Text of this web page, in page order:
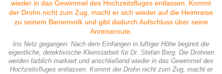
Ins Netz gegangen: Nach dem Einfangen in luftiger Höhe beginnt die
eigentliche, detektivische Kleinstarbeit für Dr. Stefan Berg. Die Drohnen
werden farblich markiert und anschließend wieder in das Gewimmel des
Hochzeitsfluges entlassen. Kommt der Drohn nicht zum Zug, macht er